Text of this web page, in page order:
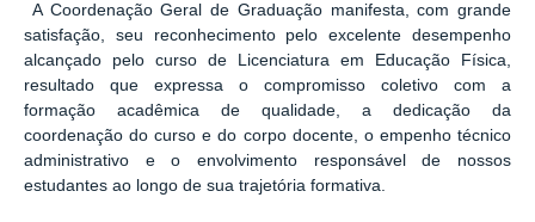
A Coordenação Geral de Graduação manifesta, com grande
satisfação, seu reconhecimento pelo excelente desempenho
alcançado pelo curso de Licenciatura em Educação Física,
resultado que expressa o compromisso coletivo com a
formação acadêmica de qualidade, a dedicação da
coordenação do curso e do corpo docente, o empenho técnico
administrativo e o envolvimento responsável de nossos
estudantes ao longo de sua trajetória formativa.